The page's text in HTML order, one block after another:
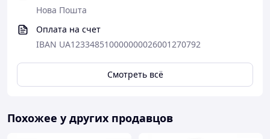
Нова Пошта
Оплата на счет
IBAN UA123348510000000026001270792
Смотреть всё
Похожее у других продавцов